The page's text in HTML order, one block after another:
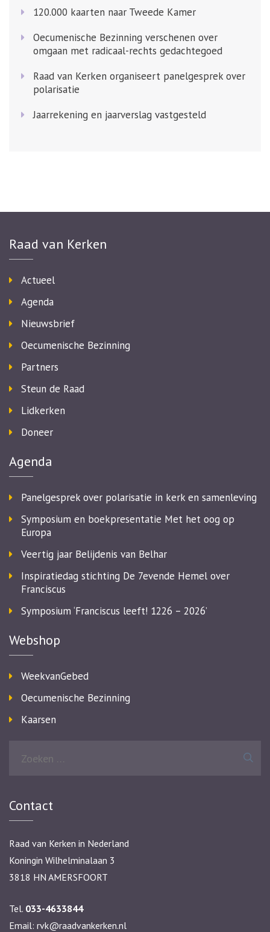
120.000 kaarten naar Tweede Kamer
Oecumenische Bezinning verschenen over
omgaan met radicaal-rechts gedachtegoed
Raad van Kerken organiseert panelgesprek over
polarisatie
Jaarrekening en jaarverslag vastgesteld
Raad van Kerken
Actueel
Agenda
Nieuwsbrief
Oecumenische Bezinning
Partners
Steun de Raad
Lidkerken
Doneer
Agenda
Panelgesprek over polarisatie in kerk en samenleving
Symposium en boekpresentatie Met het oog op
Europa
Veertig jaar Belijdenis van Belhar
Inspiratiedag stichting De 7evende Hemel over
Franciscus
Symposium ‘Franciscus leeft! 1226 – 2026’
Webshop
WeekvanGebed
Oecumenische Bezinning
Kaarsen
Contact
Raad van Kerken in Nederland
Koningin Wilhelminalaan 3
3818 HN AMERSFOORT
Tel. 033-4633844
Email: rvk@raadvankerken.nl